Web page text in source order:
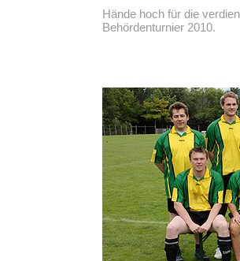
Hände hoch für die
Behördenturnier 2010.